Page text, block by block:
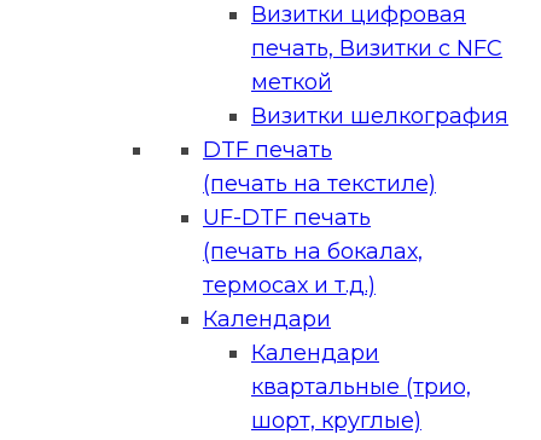
Визитки цифровая
печать, Визитки с NFC
меткой
Визитки шелкография
DTF печать
(печать на текстиле)
UF-DTF печать
(печать на бокалах,
термосах и т.д.)
Календари
Календари
квартальные (трио,
шорт, круглые)